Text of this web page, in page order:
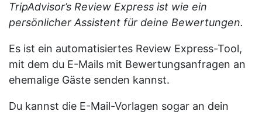
TripAdvisor’s Review Express ist wie ein
persönlicher Assistent für deine Bewertungen.
Es ist ein automatisiertes Review Express-Tool,
mit dem du E-Mails mit Bewertungsanfragen an
ehemalige Gäste senden kannst.
Du kannst die E-Mail-Vorlagen sogar an dein